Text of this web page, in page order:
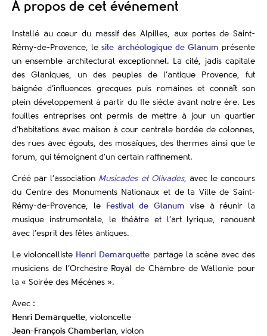
À propos de cet événement
Installé au cœur du massif des Alpilles, aux portes de Saint-
Rémy-de-Provence, le site archéologique de Glanum présente
un ensemble architectural exceptionnel. La cité, jadis capitale
des Glaniques, un des peuples de l’antique Provence, fut
baignée d’influences grecques puis romaineset connaît son
plein développement à partir du IIe siècle avant notre ère. Les
fouilles entreprises ont permis de mettre à jour un quartier
d’habitations avec maison à cour centrale bordée de colonnes,
des rues avec égouts, des mosaïques, des thermes ainsi que le
forum, qui témoignent d’un certain raffinement.
Créé par l’association Musicades et Olivades, avec le concours
du Centre des Monuments Nationaux et de la Ville de Saint-
Rémy-de-Provence, le
Festival de Glanum vise à réunir la
musique instrumentale, le théâtre et l’art lyrique, renouant
avec l’esprit des fêtes antiques.
Le violoncelliste Henri Demarquette partage la scène avec des
musiciens de l’Orchestre Royal de Chambre de Wallonie pour
la « Soirée des Mécènes ».
Avec :
Henri Demarquette, violoncelle
Jean-François Chamberlan, violon